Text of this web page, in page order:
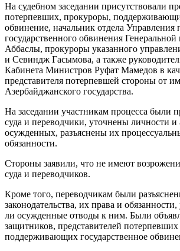
На судебном заседании присутствовали
потерпевших, прокуроры,
обвинение, начальник отдела
государственного обвинения
Аббаслы, прокуроры указанного
и Севиндж Гасымова, а также
Кабинета Министров Руфат Мамедов в
представителя потерпевшей стороны от
Азербайджанского государства.
На заседании участникам процесса были
суда и переводчики, уточнены личности
осужденных, разъяснены их
обязанности.
Стороны заявили, что не имеют
суда и переводчиков.
Кроме того, переводчикам были
законодательства, их права и
ли осужденные отводы к ним. Были
защитников, представителей
поддерживающих государственное